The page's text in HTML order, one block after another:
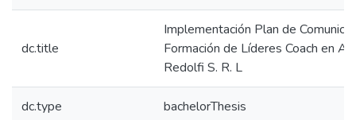
dc.title
Implementación Plan de
Formación de Líderes Coach en A.
Redolfi S. R. L
dc.type bachelorThesis